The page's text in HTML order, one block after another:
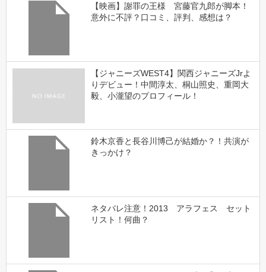
【映画】謝罪の王様 宮藤官九郎が脚本！
意外に不評？口コミ、評判、感想は？
【ジャニーズWEST4】関西ジャニーズJrよ
りデビュー！中間淳太、桐山照史、重岡大
毅、小瀧望のプロフィール！
鈴木京香と長谷川博己が結婚か？！共演が
きっかけ？
ネタバレ注意！2013 アラフェス セット
リスト！何曲？